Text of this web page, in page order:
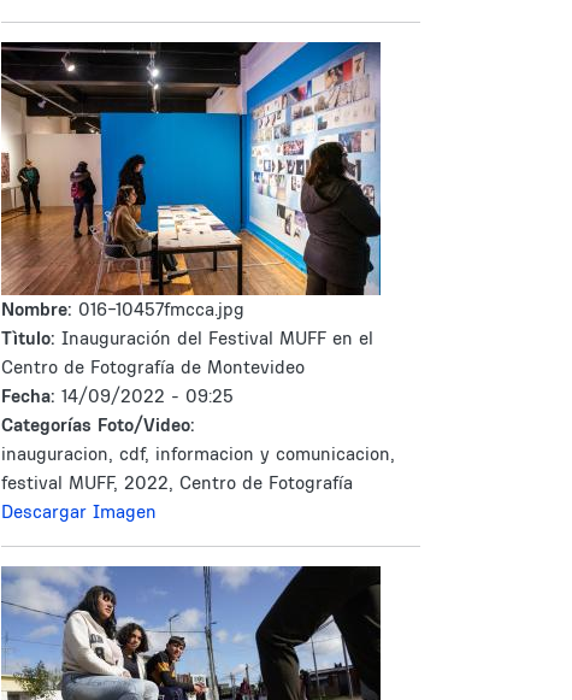
Nombre: 016-10457fmcca.jpg
Tìtulo: Inauguración del Festival MUFF en el
Centro de Fotografía de Montevideo
Fecha: 14/09/2022 - 09:25
Categorías Foto/Video:
inauguracion, cdf, informacion y comunicacion,
festival MUFF, 2022, Centro de Fotografía
Descargar Imagen